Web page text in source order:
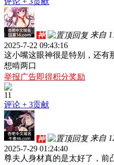
神 来自
2025-7-22 09:43:16
这小嘴这眼神很是特别，还有
想啃两口
举报广告即得积分奖励
11
评论 + 3贡献
神 来自
2025-7-29 01:24:40
尊夫人身材真的是太好了，前